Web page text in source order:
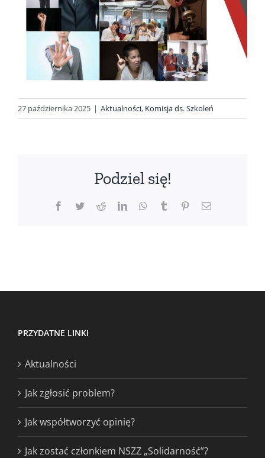
27 października 2025 | Aktualności, Komisja ds. Szkoleń
Podziel się!
Facebook
TwitterRedditLinkedInWhatsApp
Tumblr PinterestEmail
PRZYDATNE LINKI
Aktualności
Jak zgłosić problem?
Jak współtworzyć opinię?
Jak zostać członkiem NSZZ „Solidarność”?